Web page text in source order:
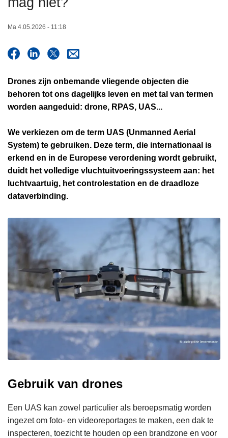
Ma 4.05.2026 - 11:18
Drones zijn onbemande vliegende objecten die
behoren tot ons dagelijks leven en met tal van termen
worden aangeduid: drone, RPAS, UAS...
We verkiezen om de term UAS (Unmanned Aerial
System) te gebruiken. Deze term, die internationaal is
erkend en in de Europese verordening wordt gebruikt,
duidt het volledige vluchtuitvoeringssysteem aan: het
luchtvaartuig, het controlestation en de draadloze
dataverbinding.
Gebruik van drones
Een UAS kan zowel particulier als beroepsmatig worden
ingezet om foto- en videoreportages te maken, een dak te
inspecteren, toezicht te houden op een brandzone en voor